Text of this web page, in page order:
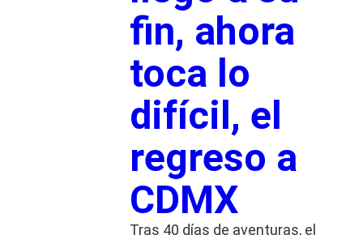
fin, ahora
toca lo
difícil, el
regreso a
CDMX
Tras 40 días de aventuras, el